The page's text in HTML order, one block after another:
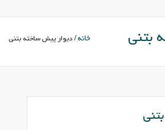
بتنی خانه / دیوار پیش ساخته بتنی